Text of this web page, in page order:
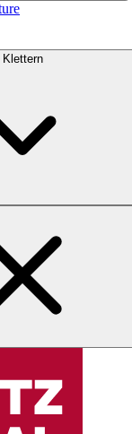
Klettern